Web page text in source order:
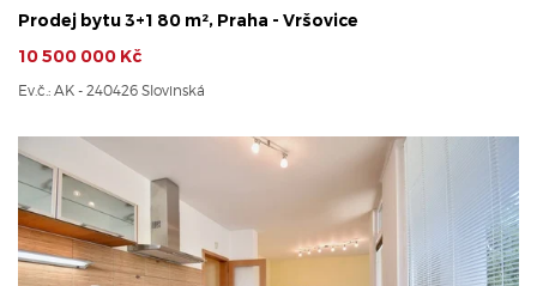
Prodej bytu 3+1 80 m², Praha - Vršovice
10 500 000 Kč
Ev.č.: AK - 240426 Slovinská